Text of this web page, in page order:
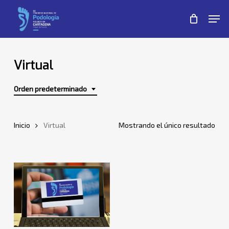
Virtual
Orden predeterminado
Mostrando el único resultado
Inicio Virtual